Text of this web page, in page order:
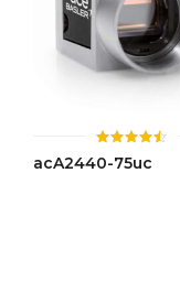
ให้
คะแนน
acA2440-75uc